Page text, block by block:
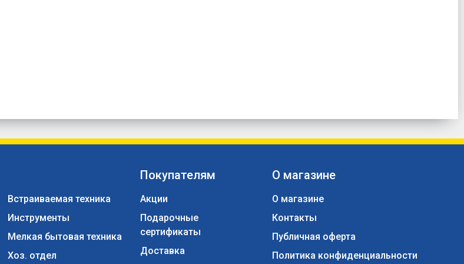
Встраиваемая техника
Инструменты
Мелкая бытовая техника
Хоз. отдел
Покупателям
Акции
Подарочные
сертификаты
Доставка
О магазине
О магазине
Контакты
Публичная оферта
Политика конфиденциальности